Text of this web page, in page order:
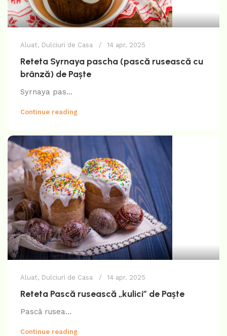
Aluat, Dulciuri de Casa 14 apr. 2025
Reteta Syrnaya pascha (pască rusească cu
brânză) de Paște
Syrnaya pas...
Continue reading
Aluat, Dulciuri de Casa 14 apr. 2025
Reteta Pască rusească „kulici” de Paște
Pască rusea...
Continue reading